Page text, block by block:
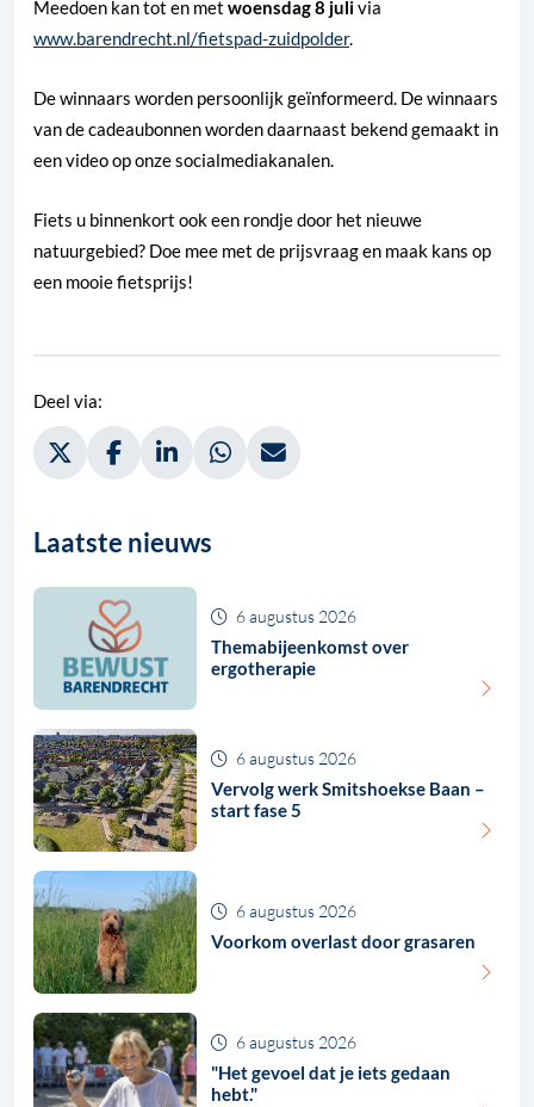
Meedoen kan tot en met woensdag 8 julivia
www.barendrecht.nl/fietspad-zuidpolder.
De winnaars worden persoonlijk geïnformeerd. De winnaars
van de cadeaubonnen worden daarnaast bekend gemaakt in
een video op onze socialmediakanalen.
Fiets u binnenkort ook een rondje door het nieuwe
natuurgebied? Doe mee met de prijsvraag en maak kans op
een mooie fietsprijs!
Deel via:
Deel via Twitter, opent in nieuw tabblad
Deel via Facebook, opent in nieuw tabblad
Deel via LinkedIn, opent in nieuw tabblad
Deel via WhatsApp, opent in nieuw
Deel via Mail, opent in nieuw
Laatste nieuws
Themabijeenkomst over
ergotherapie
6 augustus 2026
Vervolg werk Smitshoekse Baan –
start fase 5
6 augustus 2026
Voorkom overlast door grasaren
6 augustus 2026
"Het gevoel dat je iets gedaan
hebt."
6 augustus 2026